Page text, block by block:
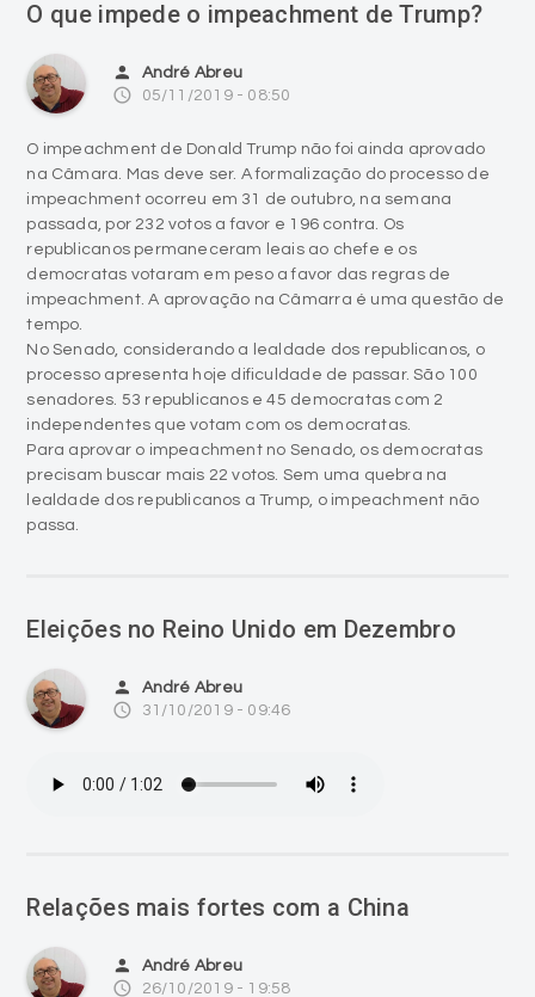
O que impede o impeachment de Trump?
person André Abreu
access_time 05/11/2019 - 08:50
O impeachment de Donald Trump não foi ainda aprovado
na Câmara. Mas deve ser. A formalização do processo de
impeachment ocorreu em 31 de outubro, na semana
passada, por 232 votos a favor e 196 contra. Os
republicanos permaneceram leais ao chefe e os
democratas votaram em peso a favor das regras de
impeachment. A aprovação na Câmarra é uma questão de
tempo.
No Senado, considerando a lealdade dos republicanos, o
processo apresenta hoje dificuldade de passar. São 100
senadores. 53 republicanos e 45 democratas com 2
independentes que votam com os democratas.
Para aprovar o impeachment no Senado, os democratas
precisam buscar mais 22 votos. Sem uma quebra na
lealdade dos republicanos a Trump, o impeachment não
passa.
Eleições no Reino Unido em Dezembro
person André Abreu
access_time 31/10/2019 - 09:46
Relações mais fortes com a China
person André Abreu
access_time 26/10/2019 - 19:58